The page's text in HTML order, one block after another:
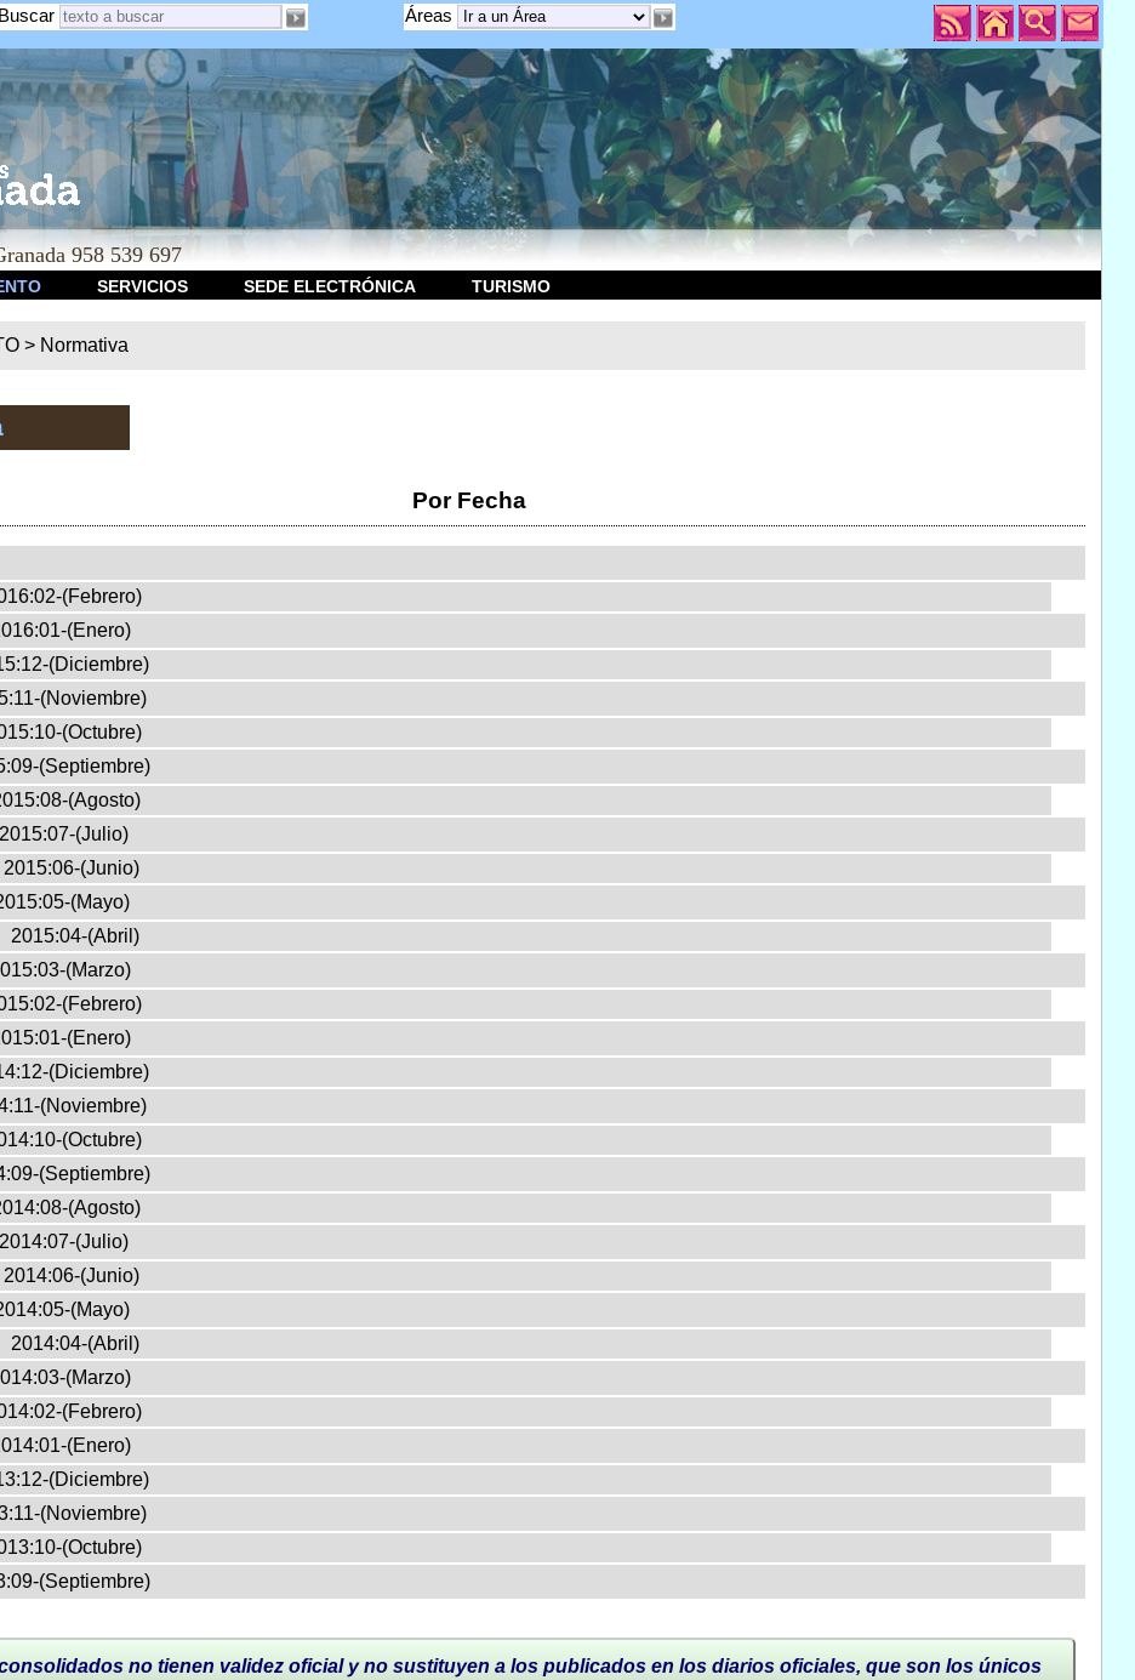
Áreas
Buscar
958 539 697
SERVICIOS SEDE ELECTRÓNICA TURISMO
> Normativa
Por Fecha
(Febrero)
(Enero)
(Diciembre)
(Noviembre)
(Octubre)
(Septiembre)
(Agosto)
2015:07-(Julio)
2015:06-(Junio)
(Mayo)
2015:04-(Abril)
(Marzo)
(Febrero)
(Enero)
(Diciembre)
(Noviembre)
(Octubre)
(Septiembre)
(Agosto)
2014:07-(Julio)
2014:06-(Junio)
(Mayo)
2014:04-(Abril)
(Marzo)
(Febrero)
(Enero)
(Diciembre)
(Noviembre)
(Octubre)
(Septiembre)
no tienen validez oficial y no sustituyen a los publicados en los diarios oficiales, que son los únicos